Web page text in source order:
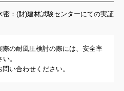
：(財)建材試験センターにての実証
の耐風圧検討の際には、安全率
。
い合わせください。